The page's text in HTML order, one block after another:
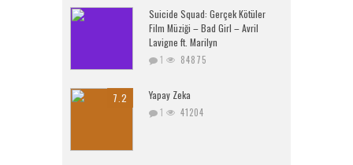
Suicide Squad: Gerçek Kötüler
Film Müziği – Bad Girl – Avril
Lavigne ft. Marilyn
1 84875
7.2 Yapay Zeka
1 41204